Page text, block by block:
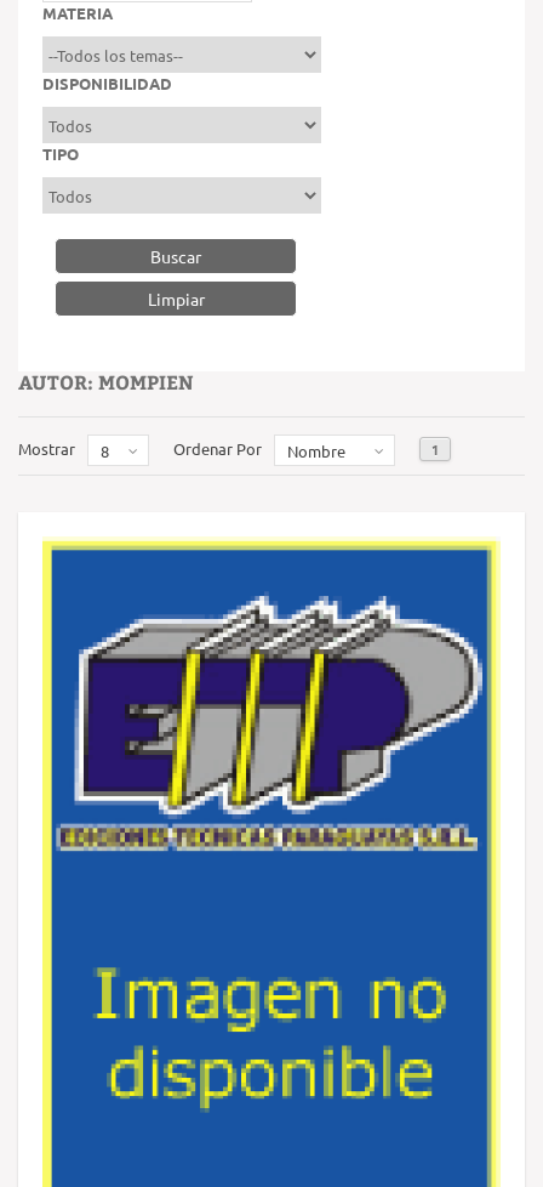
MATERIA
DISPONIBILIDAD
TIPO
Buscar
AUTOR: MOMPIEN
Mostrar 8 Ordenar Por Nombre 1